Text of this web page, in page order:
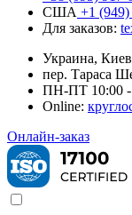
США +1
Для заказов:
Украина,
пер. Тараса
ПН-ПТ 10:00 -
Online:
Онлайн-заказ